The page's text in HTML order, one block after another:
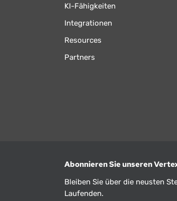
KI-Fähigkeiten
Integrationen
Resources
Partners
Abonnieren Sie unseren
Bleiben Sie über die neusten
Laufenden.